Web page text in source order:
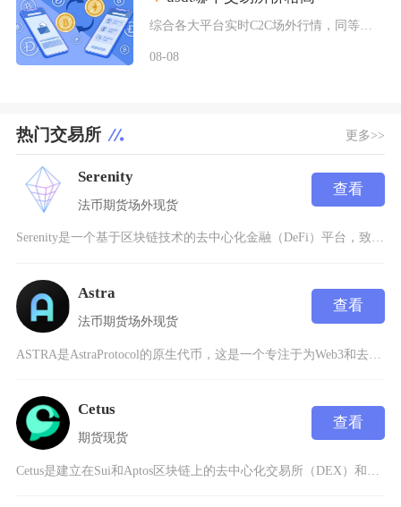
08-08
热门交易所 更多>>
Serenity
法币期货场外现货
查看
Serenity是一个基于区块链技术的去中心化金融（DeFi）平台，致力于为用户提供安全、
Astra
法币期货场外现货
查看
ASTRA是AstraProtocol的原生代币，这是一个专注于为Web3和去中心化金融（
Cetus
期货现货
查看